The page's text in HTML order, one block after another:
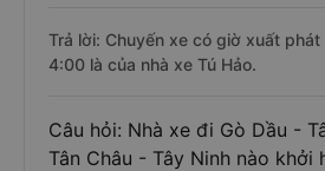
Trả lời: Chuyến xe có giờ xuất
4:00 là của nhà xe Tú Hảo.
Câu hỏi: Nhà xe đi Gò Dầu -
Tân Châu - Tây Ninh nào khởi